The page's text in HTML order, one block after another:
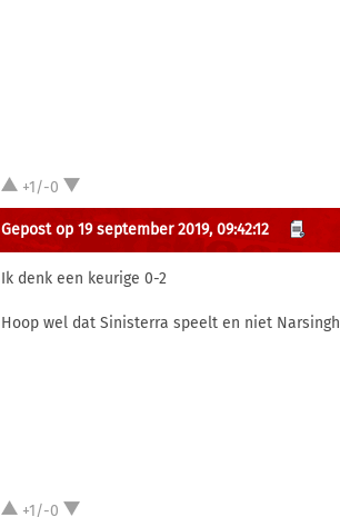
+1/-0
Gepost op 19 september 2019, 09:42:12
Ik denk een keurige 0-2
Hoop wel dat Sinisterra speelt en niet Narsingh
+1/-0